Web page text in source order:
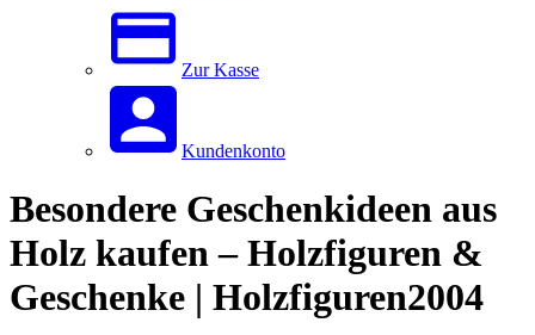
Zur Kasse
Kundenkonto
Besondere Geschenkideen aus
Holz kaufen – Holzfiguren &
Geschenke | Holzfiguren2004